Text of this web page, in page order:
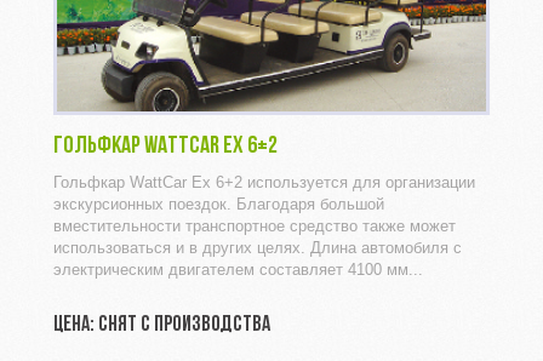
ГОЛЬФКАР WATTCAR EX 6+2
Гольфкар WattCar Ex 6+2 используется для организации
экскурсионных поездок. Благодаря большой
вместительности транспортное средство также может
использоваться и в других целях. Длина автомобиля с
электрическим двигателем составляет 4100 мм...
ЦЕНА: СНЯТ С ПРОИЗВОДСТВА